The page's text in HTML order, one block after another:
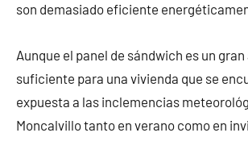
son demasiado eficiente
Aunque el panel de sándwich es un
suficiente para una vivienda que se
expuesta a las inclemencias
Moncalvillo tanto en verano como en